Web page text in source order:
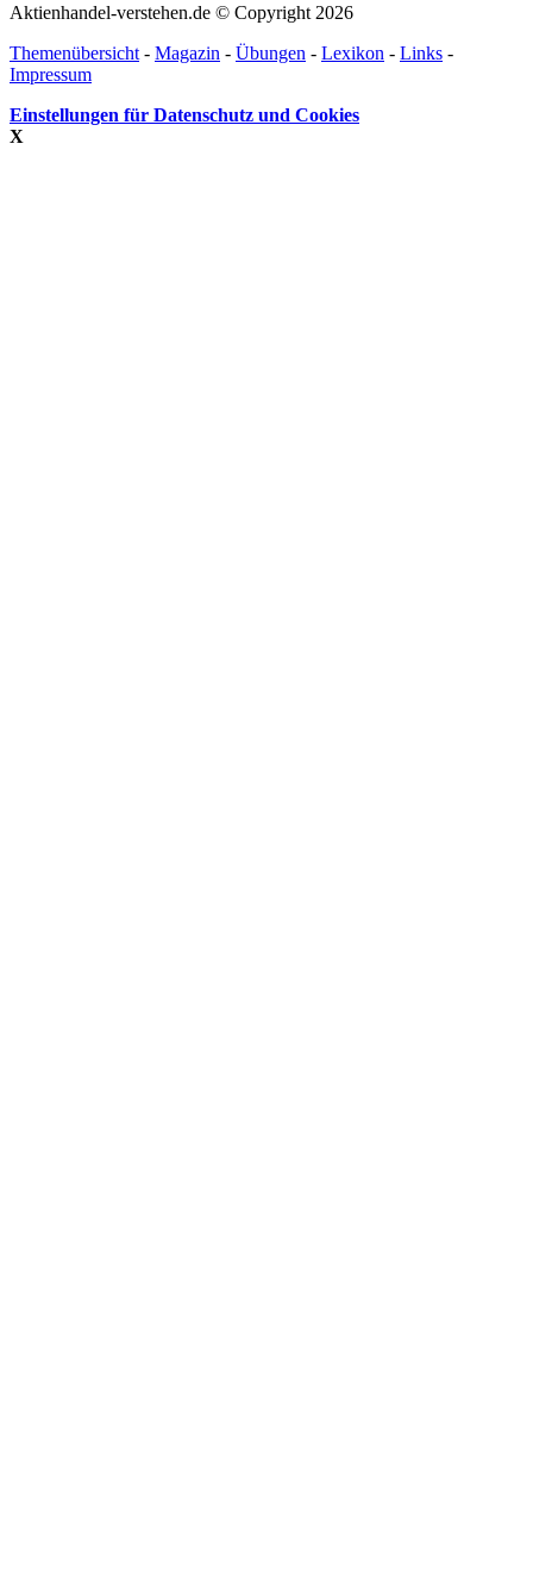
Aktienhandel-verstehen.de © Copyright 2026
Themenübersicht - Magazin - Übungen - Lexikon - Links -
Impressum
Einstellungen für Datenschutz und Cookies
X